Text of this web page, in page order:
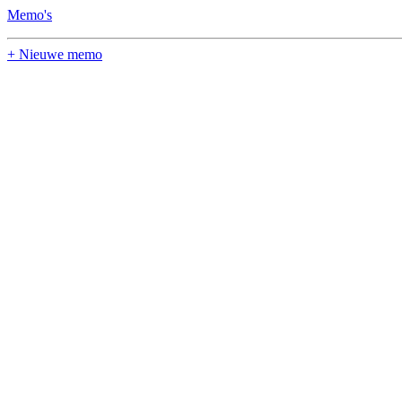
Memo's
+ Nieuwe memo